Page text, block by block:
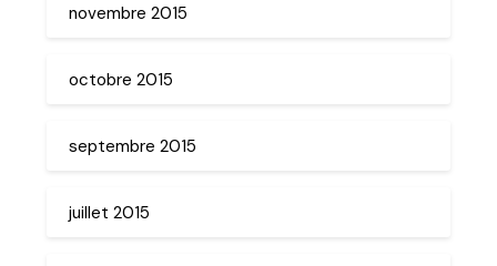
novembre 2015
octobre 2015
septembre 2015
juillet 2015